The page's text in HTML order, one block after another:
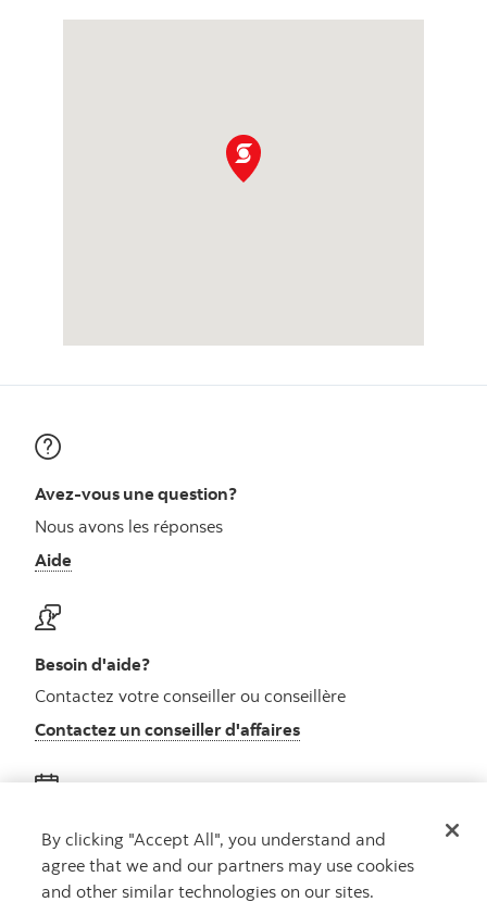
Avez-vous une question?
Nous avons les réponses
Aide
Besoin d'aide?
Contactez votre conseiller ou conseillère
Contactez un conseiller d'affaires
Obtenez des conseils
Rencontrez un conseiller
By clicking "Accept All", you understand and
agree that we and our partners may use cookies
and other similar technologies on our sites.